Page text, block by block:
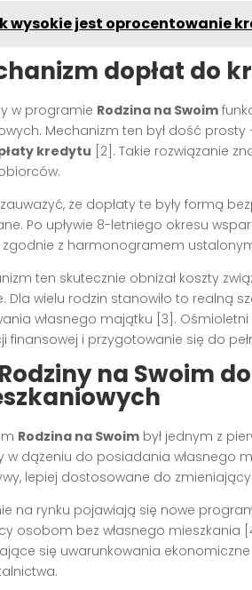
wysokie jest oprocentowanie
dopłat do
w programie Rodzina na Swoim
Mechanizm ten był dość prosty
kredytu [2]. Takie rozwiązanie
że dopłaty te były formą
Po upływie 8-letniego okresu
zgodnie z harmonogramem
ten skutecznie obniżał koszty
Dla wielu rodzin stanowiło to realną
własnego majątku [3].
finansowej i przygotowanie się do
na Swoim
Rodzina na Swoim był jednym z
w dążeniu do posiadania własnego
lepiej dostosowane do
na rynku pojawiają się nowe
osobom bez własnego mieszkania
się uwarunkowania